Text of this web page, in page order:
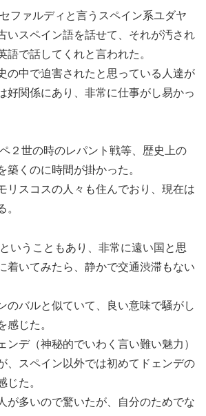
ファルディと言うスペイン系ユダヤ
いスペイン語を話せて、それが汚され
語で話してくれと言われた。
の中で迫害されたと思っている人達が
好関係にあり、非常に仕事がし易かっ
２世の時のレパント戦等、歴史上の
築くのに時間が掛かった。
リスコスの人々も住んでおり、現在は
。
いうこともあり、非常に遠い国と思
着いてみたら、静かで交通渋滞もない
のバルと似ていて、良い意味で騒がし
感じた。
ンデ（神秘的でいわく言い難い魅力）
、スペイン以外では初めてドェンデの
じた。
が多いので驚いたが、自分のためでな